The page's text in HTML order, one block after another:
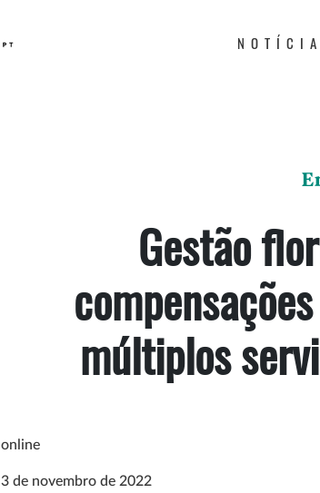
Gestão
múltiplos
online
3 de novembro de 2022